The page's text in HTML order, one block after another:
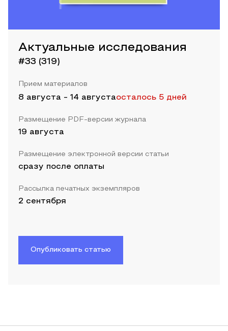
Актуальные исследования
#33 (319)
Прием материалов
8 августа - 14 августаосталось 5 дней
Размещение PDF-версии журнала
19 августа
Размещение электронной версии статьи
сразу после оплаты
Рассылка печатных экземпляров
2 сентября
Опубликовать статью